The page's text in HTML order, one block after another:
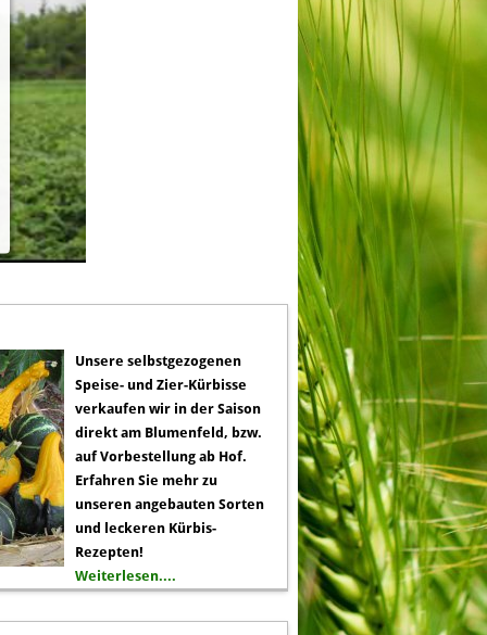
Unsere selbstgezogenen
Speise- und Zier-Kürbisse
verkaufen wir in der Saison
direkt am Blumenfeld, bzw.
auf Vorbestellung ab Hof.
Erfahren Sie mehr zu
unseren angebauten Sorten
und leckeren Kürbis-
Rezepten!
Weiterlesen....